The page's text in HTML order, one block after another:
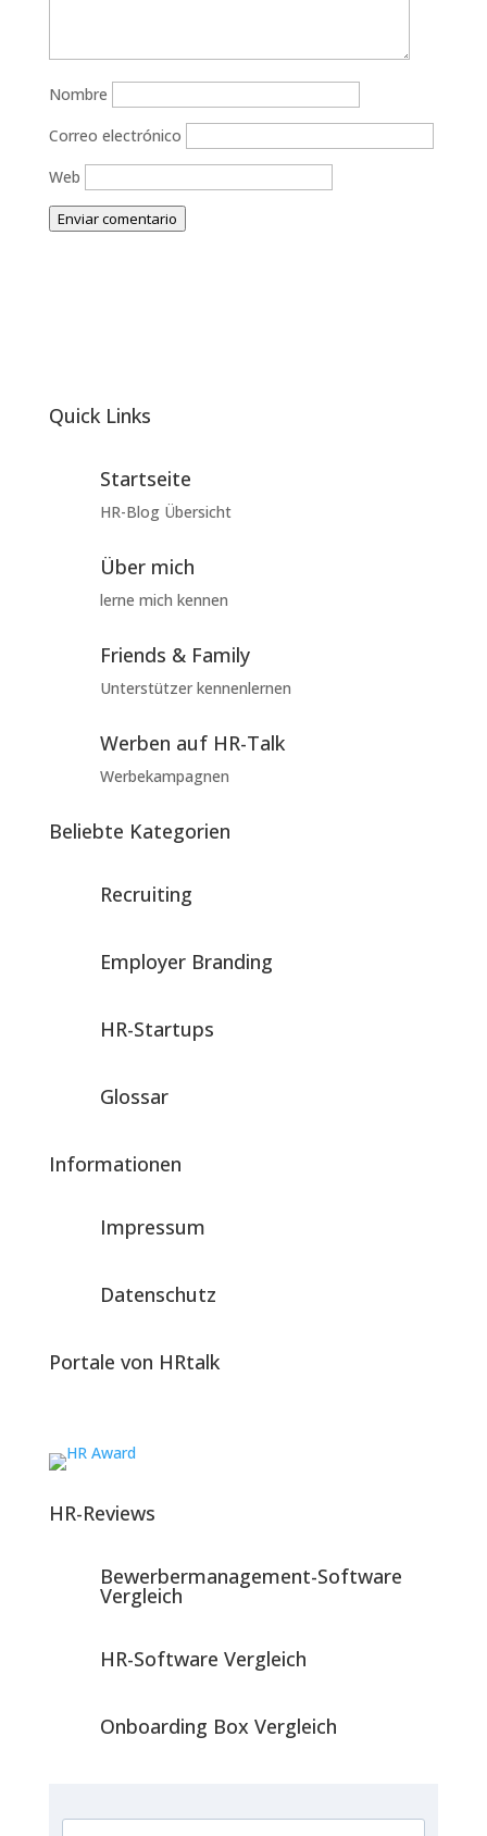
Nombre
Correo electrónico
Web
Enviar comentario
Quick Links
Startseite
HR-Blog Übersicht
Über mich
lerne mich kennen
Friends & Family
Unterstützer kennenlernen
Werben auf HR-Talk
Werbekampagnen
Beliebte Kategorien
Recruiting
Employer Branding
HR-Startups
Glossar
Informationen
Impressum
Datenschutz
Portale von HRtalk
HR-Reviews
Bewerbermanagement-Software
Vergleich
HR-Software Vergleich
Onboarding Box Vergleich